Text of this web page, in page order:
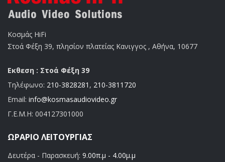
Κοσμάς HiFi
Στοά Φέξη 39, πλησίον πλατείας Κανιγγος , Αθήνα, 10677
Εκθεση : Στοά Φέξη 39
Τηλέφωνο: 210-3828281 , 210-3811720
Email: info@kosmasaudiovideo.gr
Γ.Ε.Μ.Η: 004127301000
ΩΡΆΡΙΟ ΛΕΙΤΟΥΡΓΊΑΣ
Δευτέρα - Παρασκευή: 9.00π.μ - 4.00μ.μ